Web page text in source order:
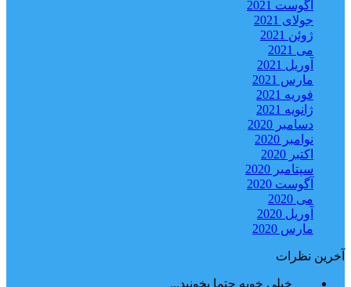
آگوست 2021
جولای 2021
ژوئن 2021
می 2021
آوریل 2021
مارس 2021
فوریه 2021
ژانویه 2021
دسامبر 2020
نوامبر 2020
اکتبر 2020
سپتامبر 2020
آگوست 2020
می 2020
آوریل 2020
مارس 2020
آخرین نظرات
خیلی خوبه حتما بخونید...